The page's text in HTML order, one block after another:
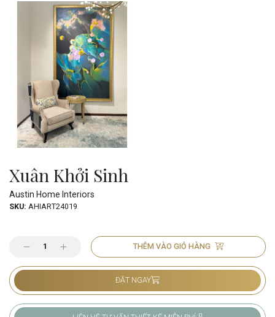
Xuân Khởi Sinh
Austin Home Interiors
SKU: AHIART24019
THÊM VÀO GIỎ HÀNG
ĐẶT NGAY